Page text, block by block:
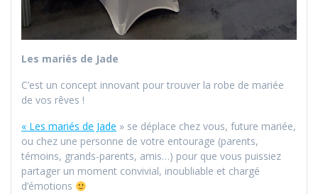
Les mariés de Jade
C’est un concept innovant pour trouver la robe de mariée
de vos rêves !
« Les mariés de Jade » se déplace chez vous, future mariée,
ou chez une personne de votre entourage (parents,
témoins, grands-parents, amis…) pour que vous puissiez
partager un moment convivial, inoubliable et chargé
d’émotions